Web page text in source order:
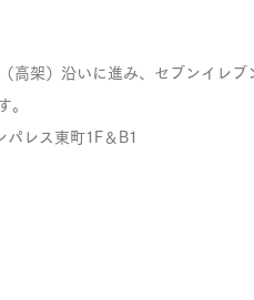
高架）沿いに進み、セブンイレ
。
レス東町1F＆B1